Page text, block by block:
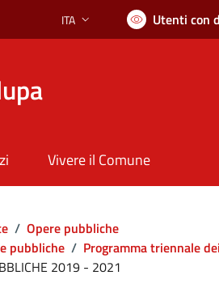
Lingua attiva:
ITA Utenti con
Vivere il Comune
/ Opere pubbliche
pubbliche / Programma triennale
2019 - 2021